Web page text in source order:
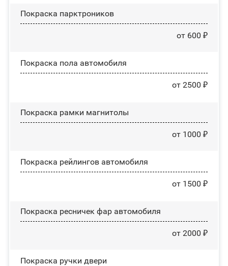
Покраска парктроников
от 600 ₽
Покраска пола автомобиля
от 2500 ₽
Покраска рамки магнитолы
от 1000 ₽
Покраска рейлингов автомобиля
от 1500 ₽
Покраска ресничек фар автомобиля
от 2000 ₽
Покраска ручки двери